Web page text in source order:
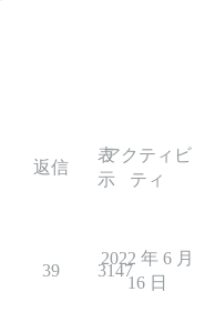
返信
表
示
アクティビ
ティ
39 3147
2022 年 6 月
16 日